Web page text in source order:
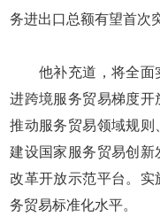
务进出口总额有望首次
他补充道，将全面
进跨境服务贸易梯度开
推动服务贸易领域规
建设国家服务贸易创
改革开放示范平台。实
务贸易标准化水平。